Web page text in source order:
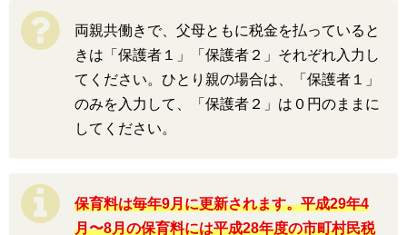
両親共働きで、父母ともに税金を払っていると
きは「保護者１」「保護者２」それぞれ入力し
てください。ひとり親の場合は、「保護者１」
のみを入力して、「保護者２」は０円のままに
してください。
保育料は毎年9月に更新されます。平成29年4
月〜8月の保育料には平成28年度の市町村民税